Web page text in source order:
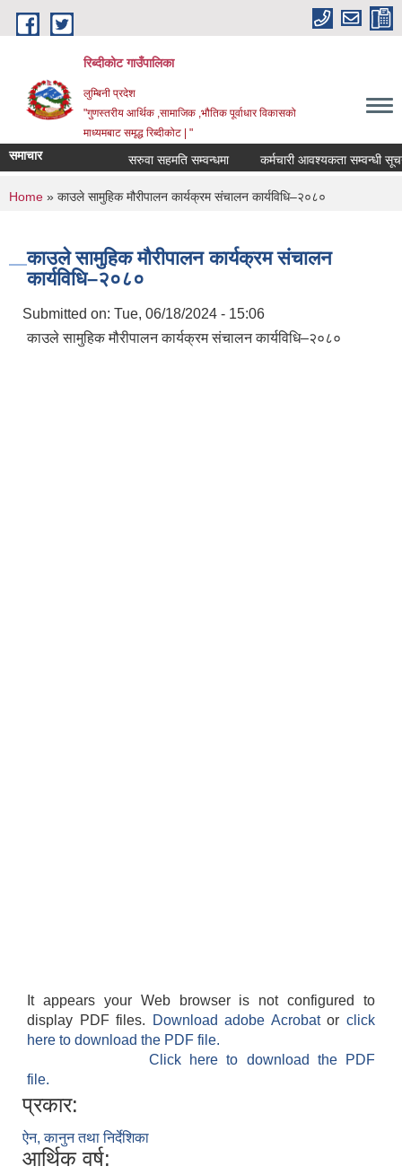
Skip to main content
रिब्दीकोट गाउँपालिका
लुम्बिनी प्रदेश
"गुणस्तरीय आर्थिक ,सामाजिक ,भौतिक पूर्वाधार विकासको
माध्यमबाट समृद्ध रिब्दीकोट | "
समाचार सरुवा सहमति सम्वन्धमा कर्मचारी आवश्यकता सम्वन्धी सूचना
You are here
Home » काउले सामुहिक मौरीपालन कार्यक्रम संचालन कार्यविधि–२०८०
काउले सामुहिक मौरीपालन कार्यक्रम संचालन
कार्यविधि–२०८०
Submitted on: Tue, 06/18/2024 - 15:06
काउले सामुहिक मौरीपालन कार्यक्रम संचालन कार्यविधि–२०८०
It appears your Web browser is not configured to
display PDF files.
Download adobe Acrobatorclick
here to download the PDF file.
Click here to download the PDF
file.
प्रकार:
ऐन, कानुन तथा निर्देशिका
आर्थिक वर्ष: